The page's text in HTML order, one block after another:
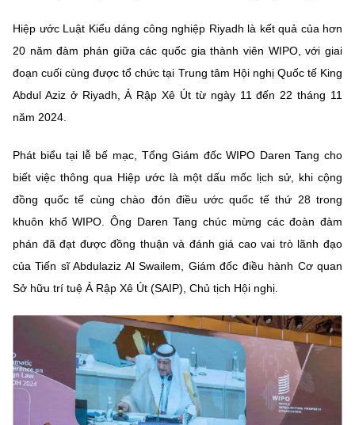
Tiêu chuẩn, đo lường, chất lượng
Năng lượng nguyên tử
Tin địa phương
Đổi mới sáng tạo
Chuyển đổi số
Tiêu chuẩn, đo lường, chất lượng
Năng lượng nguyên tử
Khác
Videos
Ảnh
Nhiệm vụ trọng tâm
Chọn ngôn ngữ
Vietnamese English
BỘ KHOA HỌC VÀ CÔNG NGHỆ
MINISTRY OF SCIENCE AND TECHNOLOGY
Hiệp ước Luật Kiểu dáng công nghiệp Riyadh là kết quả của hơn
20 năm đàm phán giữa các quốc gia thành viên WIPO, với giai
đoạn cuối cùng được tổ chức tại Trung tâm Hội nghị Quốc tế King
Abdul Aziz ở Riyadh, Ả Rập Xê Út từ ngày 11 đến 22 tháng 11
năm 2024.
Phát biểu tại lễ bế mạc, Tổng Giám đốc WIPO Daren Tang cho
biết việc thông qua Hiệp ước là một dấu mốc lịch sử, khi cộng
đồng quốc tế cùng chào đón điều ước quốc tế thứ 28 trong
khuôn khổ WIPO. Ông Daren Tang chúc mừng các đoàn đàm
phán đã đạt được đồng thuận và đánh giá cao vai trò lãnh đạo
của Tiến sĩ Abdulaziz Al Swailem, Giám đốc điều hành Cơ quan
Sở hữu trí tuệ Ả Rập Xê Út (SAIP), Chủ tịch Hội nghị.